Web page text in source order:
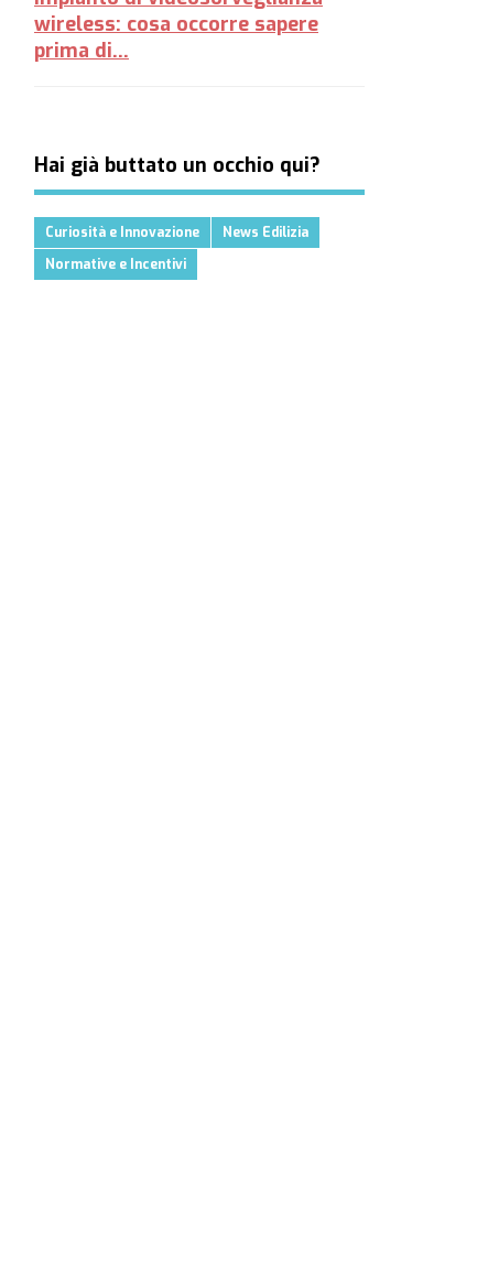
wireless: cosa occorre sapere
prima di...
Hai già buttato un occhio qui?
Curiosità e Innovazione
News Edilizia
Normative e Incentivi